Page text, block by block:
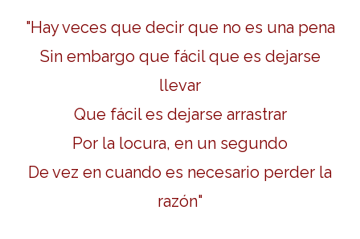
"Hay veces que decir que no es una pena
Sin embargo que fácil que es dejarse
llevar
Que fácil es dejarse arrastrar
Por la locura, en un segundo
De vez en cuando es necesario perder la
razón"